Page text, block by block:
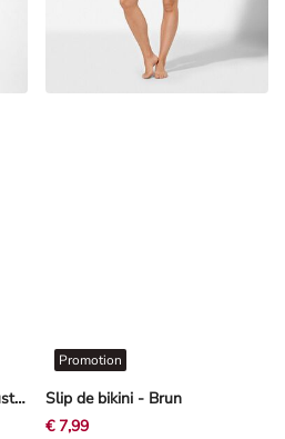
Haut de bikini - Bretelles ajustables - Brun Slip de bikini - Brun
Promotion
€ 7,99